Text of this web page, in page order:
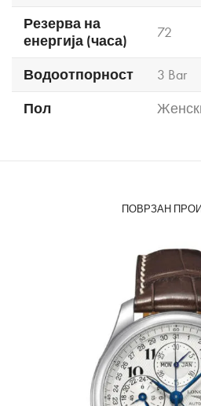
Резерва на
енергија (часа)
72
Водоотпорност
3 Bar
Пол
ПОВРЗАН